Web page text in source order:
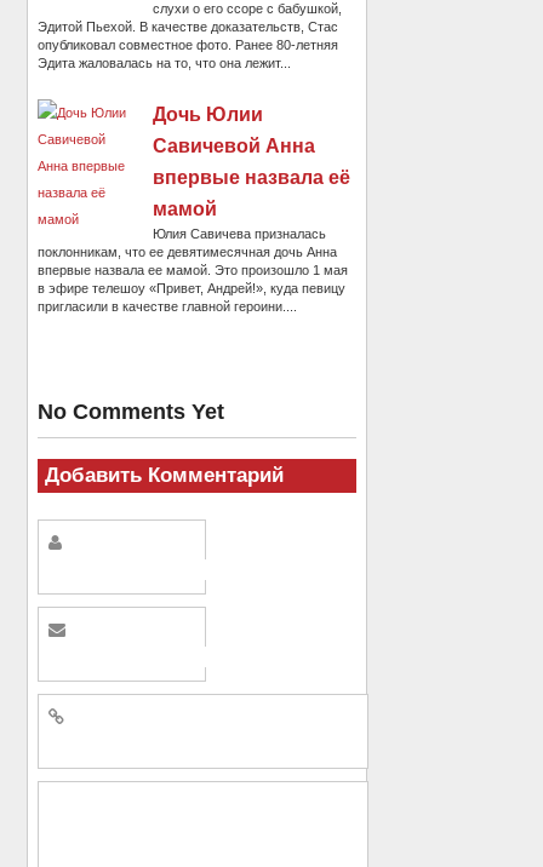
слухи о его ссоре с бабушкой,
Эдитой Пьехой. В качестве доказательств, Стас
опубликовал совместное фото. Ранее 80-летняя
Эдита жаловалась на то, что она лежит...
Дочь Юлии
Савичевой Анна
впервые назвала её
мамой
Юлия Савичева призналась
поклонникам, что ее девятимесячная дочь Анна
впервые назвала ее мамой. Это произошло 1 мая
в эфире телешоу «Привет, Андрей!», куда певицу
пригласили в качестве главной героини....
No Comments Yet
Добавить Комментарий